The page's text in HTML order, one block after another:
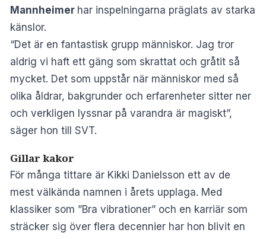
Mannheimer har inspelningarna präglats av starka
känslor.
“Det är en fantastisk grupp människor. Jag tror
aldrig vi haft ett gäng som skrattat och gråtit så
mycket. Det som uppstår när människor med så
olika åldrar, bakgrunder och erfarenheter sitter ner
och verkligen lyssnar på varandra är magiskt”,
säger hon till SVT.
Gillar kakor
För många tittare är Kikki Danielsson ett av de
mest välkända namnen i årets upplaga. Med
klassiker som ”Bra vibrationer” och en karriär som
sträcker sig över flera decennier har hon blivit en